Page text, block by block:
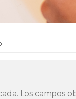
Los campos